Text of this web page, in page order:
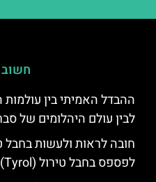
ההבדל האמיתי בין
לבין עולם היהלומים של
חובה לראות ולעשות בחבל
לפספס בחבל טירול (Tyrol)